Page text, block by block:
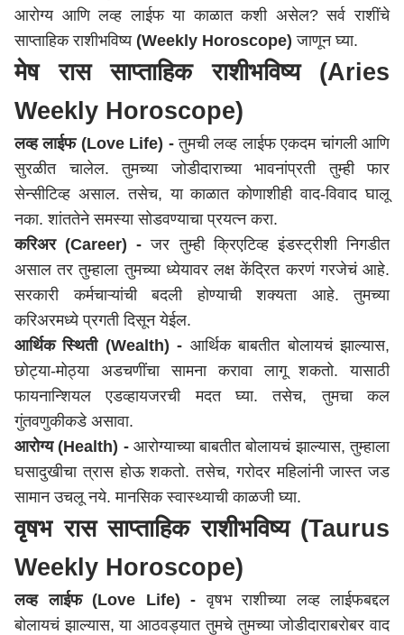
आरोग्य आणि लव्ह लाईफ या काळात कशी असेल? सर्व राशींचे
साप्ताहिक राशीभविष्य (Weekly Horoscope) जाणून घ्या.
मेष रास साप्ताहिक राशीभविष्य (Aries
Weekly Horoscope)
लव्ह लाईफ (Love Life) -तुमची लव्ह लाईफ एकदम चांगली आणि
सुरळीत चालेल. तुमच्या जोडीदाराच्या भावनांप्रती तुम्ही फार
सेन्सीटिव्ह असाल. तसेच, या काळात कोणाशीही वाद-विवाद घालू
नका. शांततेने समस्या सोडवण्याचा प्रयत्न करा.
करिअर (Career) - जर तुम्ही क्रिएटिव्ह इंडस्ट्रीशी निगडीत
असाल तर तुम्हाला तुमच्या ध्येयावर लक्ष केंद्रित करणं गरजेचं आहे.
सरकारी कर्मचाऱ्यांची बदली होण्याची शक्यता आहे. तुमच्या
करिअरमध्ये प्रगती दिसून येईल.
आर्थिक स्थिती (Wealth) - आर्थिक बाबतीत बोलायचं झाल्यास,
छोट्या-मोठ्या अडचणींचा सामना करावा लागू शकतो. यासाठी
फायनान्शियल एडव्हायजरची मदत घ्या. तसेच, तुमचा कल
गुंतवणुकीकडे असावा.
आरोग्य (Health) -आरोग्याच्या बाबतीत बोलायचं झाल्यास, तुम्हाला
घसादुखीचा त्रास होऊ शकतो. तसेच, गरोदर महिलांनी जास्त जड
सामान उचलू नये. मानसिक स्वास्थ्याची काळजी घ्या.
वृषभ रास साप्ताहिक राशीभविष्य (Taurus
Weekly Horoscope)
लव्ह लाईफ (Love Life) - वृषभ राशीच्या लव्ह लाईफबद्दल
बोलायचं झाल्यास, या आठवड्यात तुमचे तुमच्या जोडीदाराबरोबर वाद